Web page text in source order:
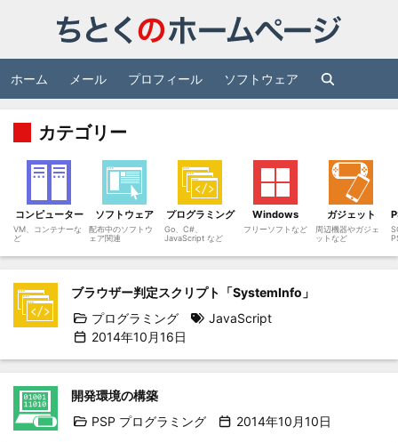
ホーム メール プロフィール ソフトウェア
カテゴリー
コンピューター
VM、コンテナーな
ど
ソフトウェア
配布中のソフトウ
ェア関連
プログラミング
Go、C#、
JavaScript など
Windows
フリーソフトなど
ガジェット
周辺機器やガジェ
ットなど
ブラウザー判定スクリプト「SystemInfo」
プログラミング
JavaScript
2014年10月16日
開発環境の構築
PSP プログラミング
2014年10月10日